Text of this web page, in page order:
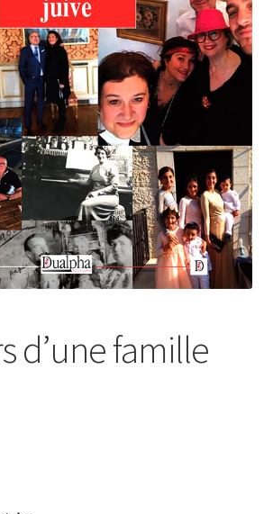
et cookies
?
Randa
d’une famille